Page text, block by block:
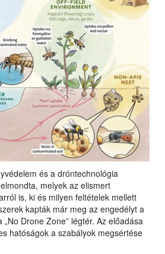
és a dróntechnológia
melyek az elismert
is, ki és milyen feltételek mellett
kapták már meg az engedélyt a
Drone Zone” légtér. Az előadása
hatóságok a szabályok megsértése